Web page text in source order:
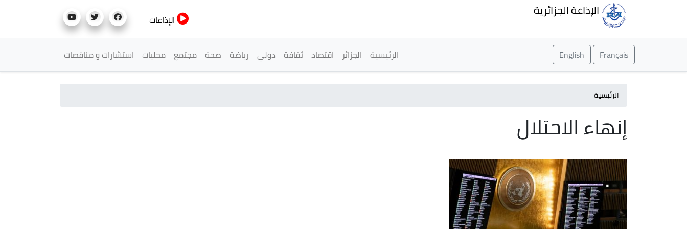
الإذاعة الجزائرية
الإذاعات
Français
English القائمة الرئيسية
الرئيسية الجزائر اقتصاد ثقافة دولي رياضة صحة مجتمع محليات استشارات و مناقصات
الرئيسية
إنهاء الاحتلال